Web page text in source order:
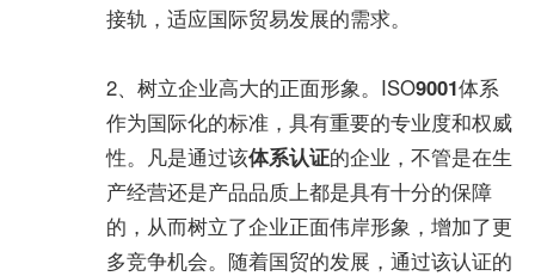
接轨，适应国际贸易发展的需求。
2、树立企业高大的正面形象。ISO9001体系
作为国际化的标准，具有重要的专业度和权威
性。凡是通过该体系认证的企业，不管是在生
产经营还是产品品质上都是具有十分的保障
的，从而树立了企业正面伟岸形象，增加了更
多竞争机会。随着国贸的发展，通过该认证的